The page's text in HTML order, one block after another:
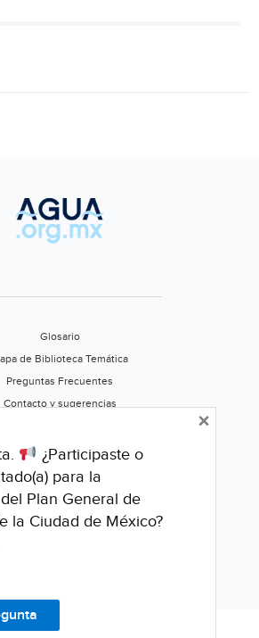
001
(Imagen
radio)
Glosario
de Biblioteca Temática
Preguntas Frecuentes
Contacto y sugerencias
Califica este portal
¿Participaste o
para la
Plan General de
la Ciudad de México?
×